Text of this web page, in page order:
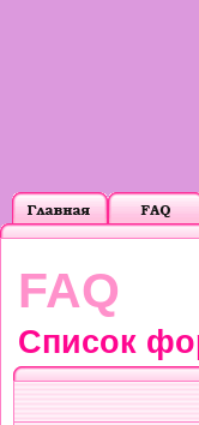
FAQ
Список